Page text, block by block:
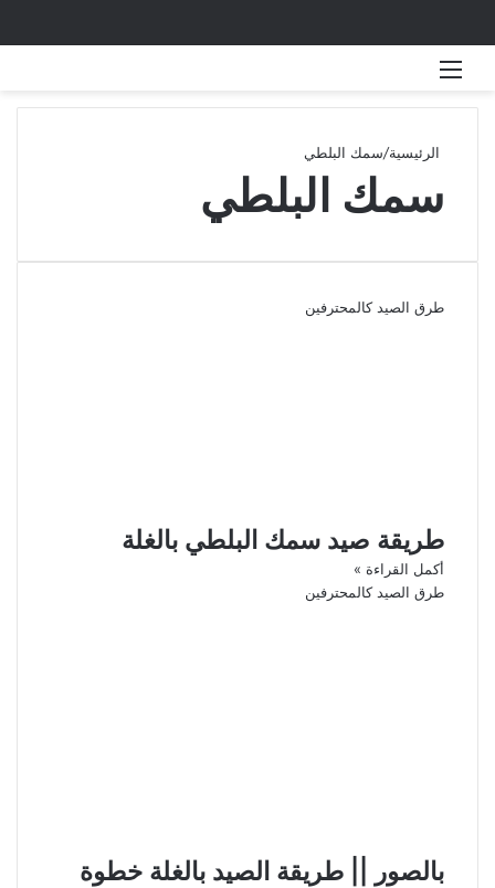
الرئيسية/سمك البلطي
سمك البلطي
طرق الصيد كالمحترفين
طريقة صيد سمك البلطي بالغلة
أكمل القراءة »
طرق الصيد كالمحترفين
بالصور || طريقة الصيد بالغلة خطوة